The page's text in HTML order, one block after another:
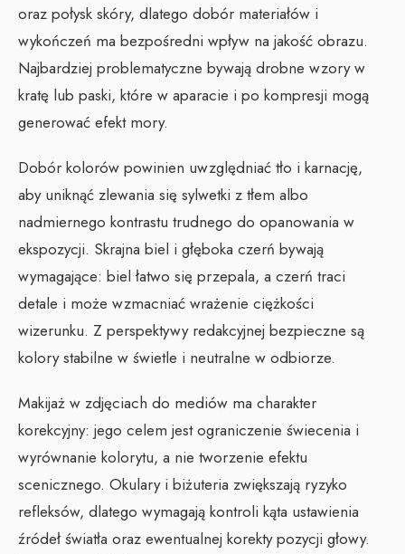
oraz połysk skóry, dlatego dobór materiałów i
wykończeń ma bezpośredni wpływ na jakość obrazu.
Najbardziej problematyczne bywają drobne wzory w
kratę lub paski, które w aparacie i po kompresji mogą
generować efekt mory.
Dobór kolorów powinien uwzględniać tło i karnację,
aby uniknąć zlewania się sylwetki z tłem albo
nadmiernego kontrastu trudnego do opanowania w
ekspozycji. Skrajna biel i głęboka czerń bywają
wymagające: biel łatwo się przepala, a czerń traci
detale i może wzmacniać wrażenie ciężkości
wizerunku. Z perspektywy redakcyjnej bezpieczne są
kolory stabilne w świetle i neutralne w odbiorze.
Makijaż w zdjęciach do mediów ma charakter
korekcyjny: jego celem jest ograniczenie świecenia i
wyrównanie kolorytu, a nie tworzenie efektu
scenicznego. Okulary i biżuteria zwiększają ryzyko
refleksów, dlatego wymagają kontroli kąta ustawienia
źródeł światła oraz ewentualnej korekty pozycji głowy.